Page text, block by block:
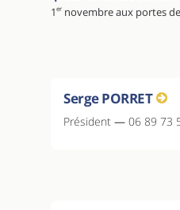
1 er novembre aux portes
Serge PORRET
Président — 06 89 73